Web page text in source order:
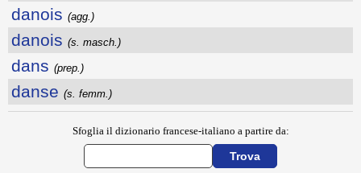
danois (agg.)
danois (s. masch.)
dans (prep.)
danse (s. femm.)
Sfoglia il dizionario francese-italiano a partire da: